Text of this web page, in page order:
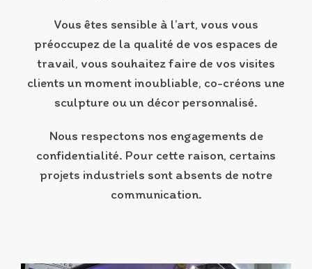
Vous êtes sensible à l’art, vous vous
préoccupez de la qualité de vos espaces de
travail, vous souhaitez faire de vos visites
clients un moment inoubliable, co-créons une
sculpture ou un décor personnalisé.
Nous respectons nos engagements de
confidentialité. Pour cette raison, certains
projets industriels sont absents de notre
communication.